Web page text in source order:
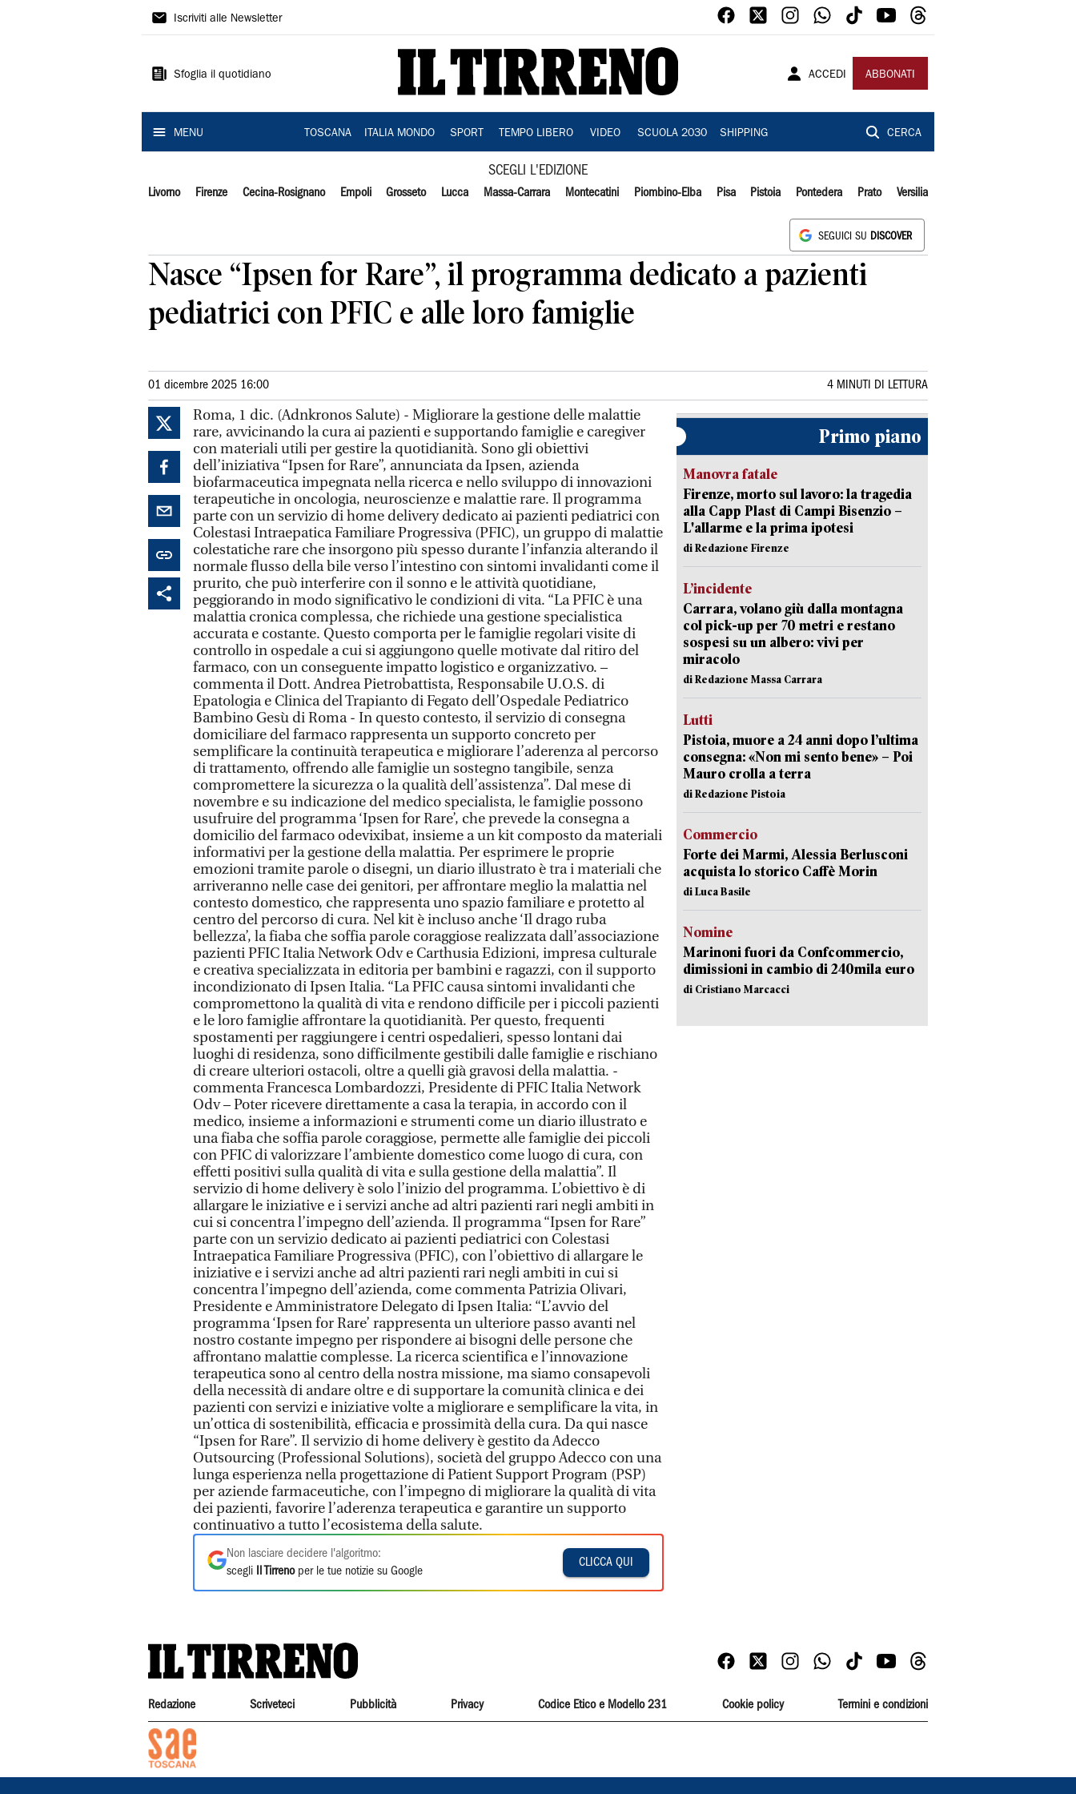
Il
Iscriviti alle Newsletter
Sfoglia il quotidiano ACCEDI ABBONATI
MENU TOSCANA ITALIA MONDO SPORT TEMPO LIBERO VIDEO SCUOLA 2030 SHIPPING CERCA
SCEGLI L'EDIZIONE
Livorno Firenze Cecina-Rosignano Empoli Grosseto Lucca Massa-Carrara Montecatini Piombino-Elba Pisa Pistoia Pontedera Prato Versilia
SEGUICI SU DISCOVER
Nasce “Ipsen for Rare”, il programma dedicato a pazienti
pediatrici con PFIC e alle loro famiglie
01 dicembre 2025 16:00 4 MINUTI DI LETTURA
Roma, 1 dic. (Adnkronos Salute) - Migliorare la gestione delle malattie
rare, avvicinando la cura ai pazienti e supportando famiglie e caregiver
con materiali utili per gestire la quotidianità. Sono gli obiettivi
dell’iniziativa “Ipsen for Rare”, annunciata da Ipsen, azienda
biofarmaceutica impegnata nella ricerca e nello sviluppo di innovazioni
terapeutiche in oncologia, neuroscienze e malattie rare. Il programma
parte con un servizio di home delivery dedicato ai pazienti pediatrici con
Colestasi Intraepatica Familiare Progressiva (PFIC), un gruppo di malattie
colestatiche rare che insorgono più spesso durante l’infanzia alterando il
normale flusso della bile verso l’intestino con sintomi invalidanti come il
prurito, che può interferire con il sonno e le attività quotidiane,
peggiorando in modo significativo le condizioni di vita. “La PFIC è una
malattia cronica complessa, che richiede una gestione specialistica
accurata e costante. Questo comporta per le famiglie regolari visite di
controllo in ospedale a cui si aggiungono quelle motivate dal ritiro del
farmaco, con un conseguente impatto logistico e organizzativo. –
commenta il Dott. Andrea Pietrobattista, Responsabile U.O.S. di
Epatologia e Clinica del Trapianto di Fegato dell’Ospedale Pediatrico
Bambino Gesù di Roma - In questo contesto, il servizio di consegna
domiciliare del farmaco rappresenta un supporto concreto per
semplificare la continuità terapeutica e migliorare l’aderenza al percorso
di trattamento, offrendo alle famiglie un sostegno tangibile, senza
compromettere la sicurezza o la qualità dell’assistenza”. Dal mese di
novembre e su indicazione del medico specialista, le famiglie possono
usufruire del programma ‘Ipsen for Rare’, che prevede la consegna a
domicilio del farmaco odevixibat, insieme a un kit composto da materiali
informativi per la gestione della malattia. Per esprimere le proprie
emozioni tramite parole o disegni, un diario illustrato è tra i materiali che
arriveranno nelle case dei genitori, per affrontare meglio la malattia nel
contesto domestico, che rappresenta uno spazio familiare e protetto al
centro del percorso di cura. Nel kit è incluso anche ‘Il drago ruba
bellezza’, la fiaba che soffia parole coraggiose realizzata dall’associazione
pazienti PFIC Italia Network Odv e Carthusia Edizioni, impresa culturale
e creativa specializzata in editoria per bambini e ragazzi, con il supporto
incondizionato di Ipsen Italia. “La PFIC causa sintomi invalidanti che
compromettono la qualità di vita e rendono difficile per i piccoli pazienti
e le loro famiglie affrontare la quotidianità. Per questo, frequenti
spostamenti per raggiungere i centri ospedalieri, spesso lontani dai
luoghi di residenza, sono difficilmente gestibili dalle famiglie e rischiano
di creare ulteriori ostacoli, oltre a quelli già gravosi della malattia. -
commenta Francesca Lombardozzi, Presidente di PFIC Italia Network
Odv – Poter ricevere direttamente a casa la terapia, in accordo con il
medico, insieme a informazioni e strumenti come un diario illustrato e
una fiaba che soffia parole coraggiose, permette alle famiglie dei piccoli
con PFIC di valorizzare l’ambiente domestico come luogo di cura, con
effetti positivi sulla qualità di vita e sulla gestione della malattia”. Il
servizio di home delivery è solo l’inizio del programma. L’obiettivo è di
allargare le iniziative e i servizi anche ad altri pazienti rari negli ambiti in
cui si concentra l’impegno dell’azienda. Il programma “Ipsen for Rare”
parte con un servizio dedicato ai pazienti pediatrici con Colestasi
Intraepatica Familiare Progressiva (PFIC), con l’obiettivo di allargare le
iniziative e i servizi anche ad altri pazienti rari negli ambiti in cui si
concentra l’impegno dell’azienda, come commenta Patrizia Olivari,
Presidente e Amministratore Delegato di Ipsen Italia: “L’avvio del
programma ‘Ipsen for Rare’ rappresenta un ulteriore passo avanti nel
nostro costante impegno per rispondere ai bisogni delle persone che
affrontano malattie complesse. La ricerca scientifica e l’innovazione
terapeutica sono al centro della nostra missione, ma siamo consapevoli
della necessità di andare oltre e di supportare la comunità clinica e dei
pazienti con servizi e iniziative volte a migliorare e semplificare la vita, in
un’ottica di sostenibilità, efficacia e prossimità della cura. Da qui nasce
“Ipsen for Rare”. Il servizio di home delivery è gestito da Adecco
Outsourcing (Professional Solutions), società del gruppo Adecco con una
lunga esperienza nella progettazione di Patient Support Program (PSP)
per aziende farmaceutiche, con l’impegno di migliorare la qualità di vita
dei pazienti, favorire l’aderenza terapeutica e garantire un supporto
continuativo a tutto l’ecosistema della salute.
Non lasciare decidere l'algoritmo:
scegli
Il Tirrenoper le tue notizie su Google
CLICCA QUI
Primo piano
Manovra fatale
Firenze, morto sul lavoro: la tragedia
alla Capp Plast di Campi Bisenzio –
L'allarme e la prima ipotesi
di Redazione Firenze
L’incidente
Carrara, volano giù dalla montagna
col pick-up per 70 metri e restano
sospesi su un albero: vivi per
miracolo
di Redazione Massa Carrara
Lutti
Pistoia, muore a 24 anni dopo l’ultima
consegna: «Non mi sento bene» – Poi
Mauro crolla a terra
di Redazione Pistoia
Commercio
Forte dei Marmi, Alessia Berlusconi
acquista lo storico Caffè Morin
di Luca Basile
Nomine
Marinoni fuori da Confcommercio,
dimissioni in cambio di 240mila euro
di Cristiano Marcacci
Redazione Scriveteci Pubblicità Privacy Codice Etico e Modello 231 Cookie policy Termini e condizioni